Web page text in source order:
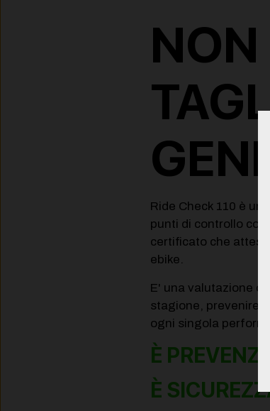
NON
Ride Check 110 è
punti di controllo con
certificato che
ebike.
E' una valutazione
stagione, prevenire
ogni singola
È
È